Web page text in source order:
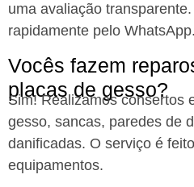
uma avaliação
rapidamente pelo WhatsApp.
Vocês fazem
placas de gesso?​
Sim! Realizamos consertos
gesso, sancas, paredes de
danificadas. O serviço é
equipamentos.